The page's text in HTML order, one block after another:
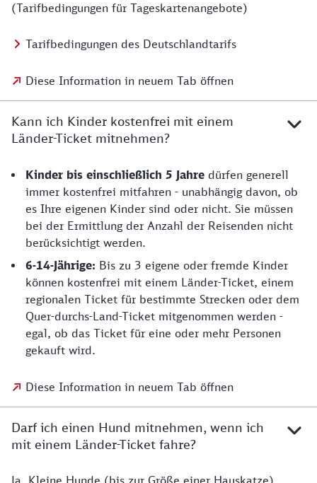
(Tarifbedingungen für Tageskartenangebote)
Tarifbedingungen des Deutschlandtarifs
Diese Information in neuem Tab öffnen
Kann ich Kinder kostenfrei mit einem
Länder-Ticket mitnehmen?
Kinder bis einschließlich 5 Jahre dürfen generell
immer kostenfrei mitfahren - unabhängig davon, ob
es Ihre eigenen Kinder sind oder nicht. Sie müssen
bei der Ermittlung der Anzahl der Reisenden nicht
berücksichtigt werden.
6-14-Jährige: Bis zu 3 eigene oder fremde Kinder
können kostenfrei mit einem Länder-Ticket, einem
regionalen Ticket für bestimmte Strecken oder dem
Quer-durchs-Land-Ticket mitgenommen werden -
egal, ob das Ticket für eine oder mehr Personen
gekauft wird.
Diese Information in neuem Tab öffnen
Darf ich einen Hund mitnehmen, wenn ich
mit einem Länder-Ticket fahre?
Ja. Kleine Hunde (bis zur Größe einer Hauskatze)